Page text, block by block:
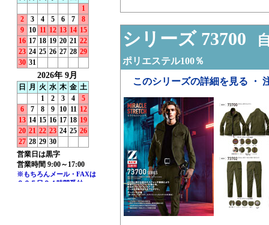
シリーズ 73700
ポリエステル100％
このシリーズの詳細を見る ・